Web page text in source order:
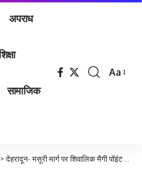
अपराध
सामाजिक
Font
Aa
>देहरादून- मसूरी मार्ग पर शिवालिक मैगी पॉइंट के पास कार दुर्घटनाग्रस्त, 6 लोग थे सवार, 2 की मौत…